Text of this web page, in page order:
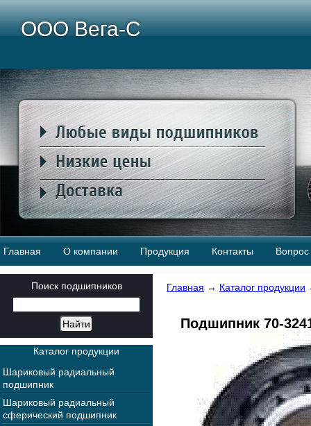
ООО Вега-С
Главная О компании Продукция Контакты Вопрос
Главная → Каталог продукции
Подшипник 70-
Поиск подшипников
Каталог продукции
Шариковый радиальный
подшипник
Шариковый радиальный
сферический подшипник